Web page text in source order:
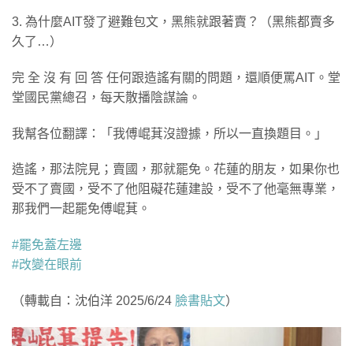
3. 為什麼AIT發了避難包文，黑熊就跟著賣？（黑熊都賣多
久了…）
完 全 沒 有 回 答 任何跟造謠有關的問題，還順便罵AIT。堂
堂國民黨總召，每天散播陰謀論。
我幫各位翻譯：「我傅崐萁沒證據，所以一直換題目。」
造謠，那法院見；賣國，那就罷免。花蓮的朋友，如果你也
受不了賣國，受不了他阻礙花蓮建設，受不了他毫無專業，
那我們一起罷免傅崐萁。
#罷免蓋左邊
#改變在眼前
（轉載自：沈伯洋 2025/6/24 臉書貼文）